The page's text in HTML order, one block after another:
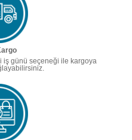
iş günü seçeneği ile kargoya